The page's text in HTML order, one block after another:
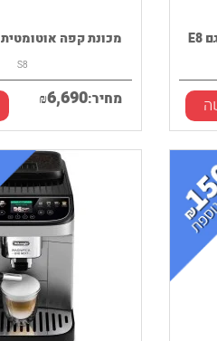
מכונת קפה אוטומטית JURA דגם S8
S8
מחיר: ₪6,690